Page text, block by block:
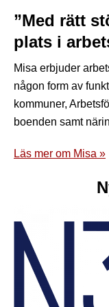
”Med rätt
plats i
Misa erbjuder
någon form av
kommuner,
boenden samt
Läs mer om Misa »